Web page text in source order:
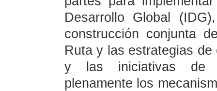
Desarrollo Global
construcción conjunta
Ruta y las estrategias
y las iniciativas de
plenamente los